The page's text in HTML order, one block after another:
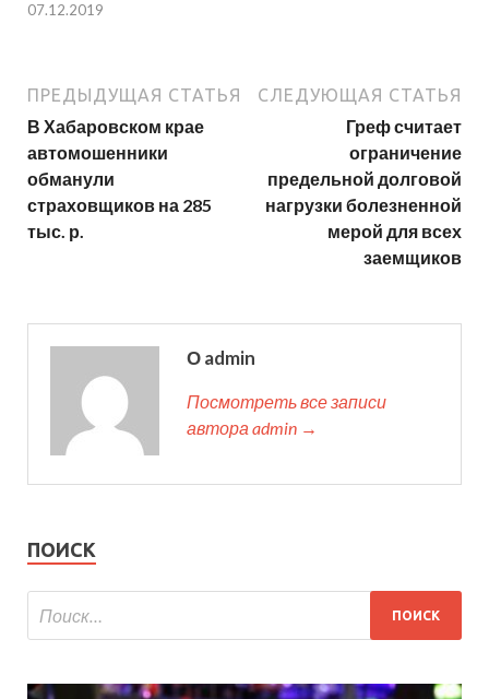
07.12.2019
ПРЕДЫДУЩАЯ СТАТЬЯ
В Хабаровском крае
автомошенники
обманули
страховщиков на 285
тыс. р.
СЛЕДУЮЩАЯ СТАТЬЯ
Греф считает
ограничение
предельной долговой
нагрузки болезненной
мерой для всех
заемщиков
О admin
Посмотреть все записи
автора admin →
ПОИСК